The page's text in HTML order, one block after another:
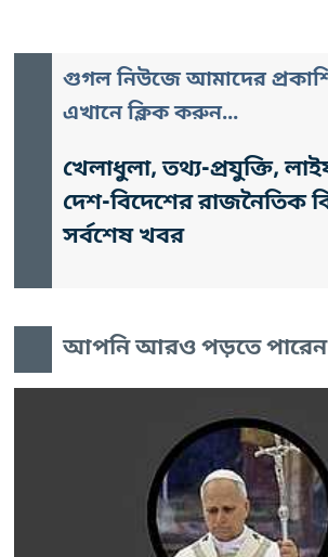
গুগল নিউজে আমাদের
এখানে ক্লিক করুন...
খেলাধুলা, তথ্য-প্রযুক্তি,
দেশ-বিদেশের রাজনৈতিক
সর্বশেষ খবর
আপনি আরও পড়তে পারেন